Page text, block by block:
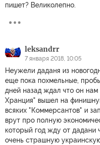
пишет? Великолепно.
leksandrr
7 января 2018, 10:05
Неужели даданя из
еще пока похмельные,
дней назад ждал что он нам
Хранция" вышел на
всяких "Коммерсантов" и
врут про полную
который год жду от
очень страшную